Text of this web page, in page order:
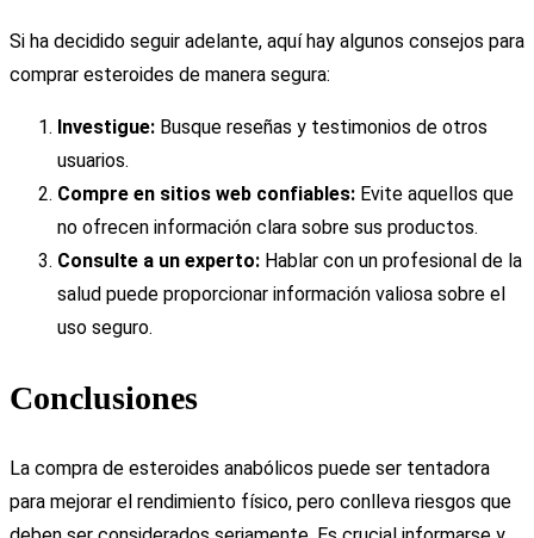
Si ha decidido seguir adelante, aquí hay algunos consejos para
comprar esteroides de manera segura:
Investigue: Busque reseñas y testimonios de otros
usuarios.
Compre en sitios web confiables: Evite aquellos que
no ofrecen información clara sobre sus productos.
Consulte a un experto: Hablar con un profesional de la
salud puede proporcionar información valiosa sobre el
uso seguro.
Conclusiones
La compra de esteroides anabólicos puede ser tentadora
para mejorar el rendimiento físico, pero conlleva riesgos que